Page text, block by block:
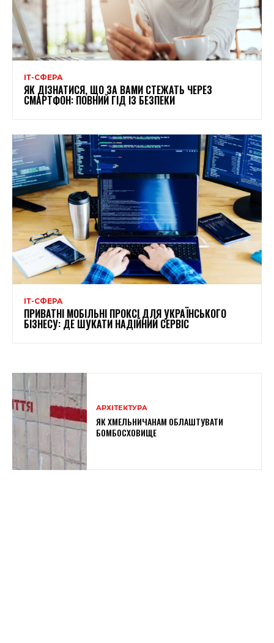
ІТ-СФЕРА
ЯК ДІЗНАТИСЯ, ЩО ЗА ВАМИ СТЕЖАТЬ ЧЕРЕЗ
СМАРТФОН: ПОВНИЙ ГІД ІЗ БЕЗПЕКИ
ІТ-СФЕРА
ПРИВАТНІ МОБІЛЬНІ ПРОКСІ ДЛЯ УКРАЇНСЬКОГО
БІЗНЕСУ: ДЕ ШУКАТИ НАДІЙНИЙ СЕРВІС
АРХІТЕКТУРА
ЯК ХМЕЛЬНИЧАНАМ ОБЛАШТУВАТИ
БОМБОСХОВИЩЕ